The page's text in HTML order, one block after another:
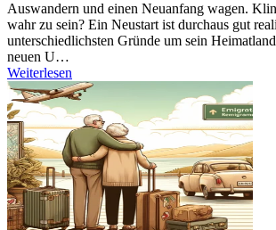
Auswandern und einen Neuanfang wagen.
wahr zu sein? Ein Neustart ist durchaus gut
unterschiedlichsten Gründe um sein
neuen U…
Weiterlesen